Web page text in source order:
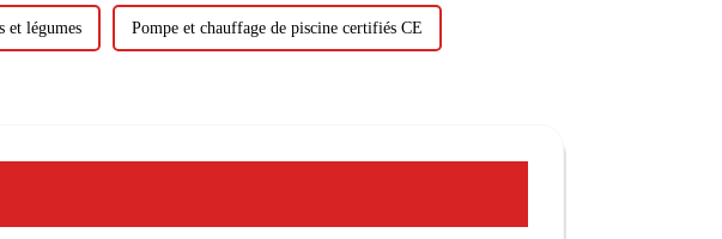
et légumes Pompe et chauffage de piscine certifiés CE